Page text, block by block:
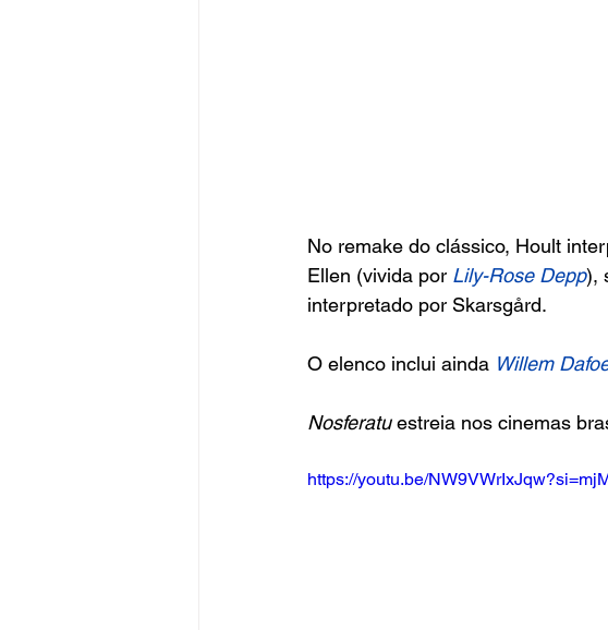
No remake do clássico, Hoult
Ellen (vivida por Lily-Rose Depp),
interpretado por Skarsgård.
O elenco inclui ainda Willem
Nosferatu estreia nos cinemas
https://youtu.be/